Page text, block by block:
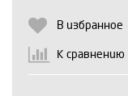
В избранное
К сравнению